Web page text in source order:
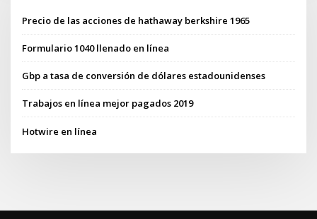
Precio de las acciones de hathaway berkshire 1965
Formulario 1040 llenado en línea
Gbp a tasa de conversión de dólares estadounidenses
Trabajos en línea mejor pagados 2019
Hotwire en línea